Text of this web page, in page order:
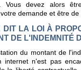
Vous devez alors
demande et être de
DIT LA LOI À
DE L'INDEMNITÉ
du montant de
internet n'est pas